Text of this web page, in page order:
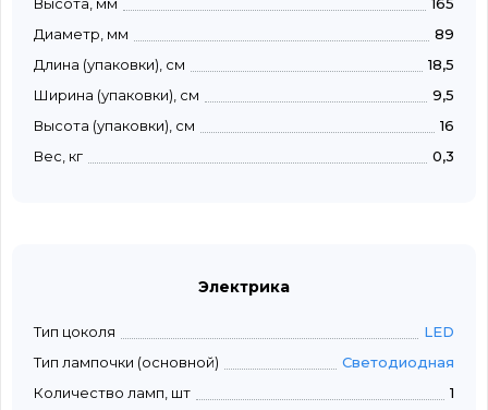
Диаметр, мм
89
Длина (упаковки), см
18,5
Ширина (упаковки), см
9,5
Высота (упаковки), см
16
Вес, кг
0,3
Электрика
Тип цоколя
LED
Тип лампочки (основной)
Светодиодная
Количество ламп, шт
1